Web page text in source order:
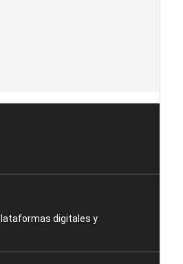
digitales y